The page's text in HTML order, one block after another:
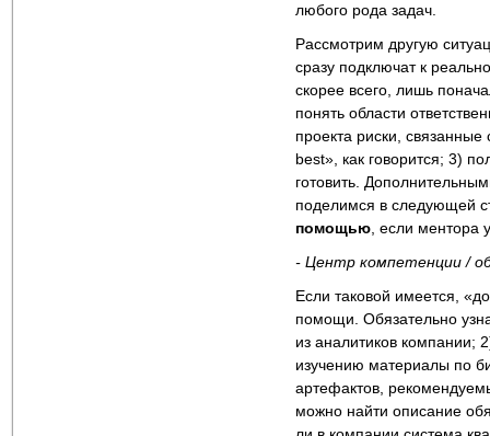
любого рода задач.
Рассмотрим другую
сразу подключат к
скорее всего, лишь
понять области
проекта риски,
best», как говорится; 3)
готовить.
поделимся в следующей
помощью , если ментора
- Центр компетенции /
Если таковой имеется,
помощи. Обязательно
из аналитиков компании;
изучению материалы по
артефактов,
можно найти описание